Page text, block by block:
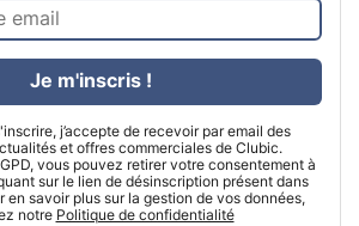
j’accepte de recevoir par email des
et offres commerciales de Clubic.
vous pouvez retirer votre consentement à
sur le lien de désinscription présent dans
en savoir plus sur la gestion de vos données,
notre Politique de confidentialité
Je m'inscris !